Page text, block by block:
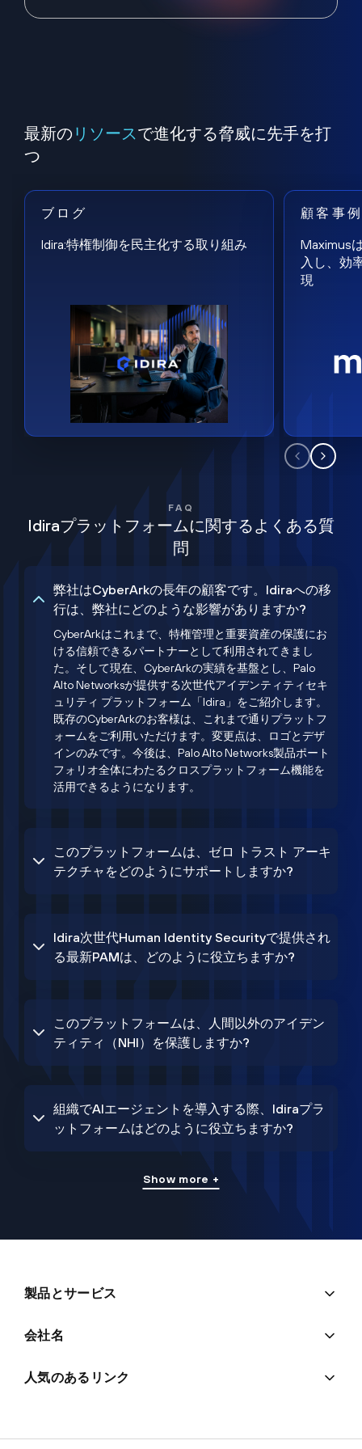
最新の リソースで進化する脅威に先手を打
つ
ブログ
Idira:特権制御を民主化する取り組み
顧客事
Maximus
入し、効
現
FAQ
Idiraプラットフォームに関するよくある質
問
弊社はCyberArkの長年の顧客です。Idiraへの移
行は、弊社にどのような影響がありますか?
CyberArkはこれまで、特権管理と重要資産の保護にお
ける信頼できるパートナーとして利用されてきまし
た。そして現在、CyberArkの実績を基盤とし、Palo
Alto Networksが提供する次世代アイデンティティセキ
ュリティ プラットフォーム「Idira」をご紹介します。
既存のCyberArkのお客様は、これまで通りプラットフ
ォームをご利用いただけます。変更点は、ロゴとデザ
インのみです。今後は、Palo Alto Networks製品ポート
フォリオ全体にわたるクロスプラットフォーム機能を
活用できるようになります。
このプラットフォームは、ゼロ トラスト アーキ
テクチャをどのようにサポートしますか?
Idira次世代Human Identity Securityで提供され
る最新PAMは、どのように役立ちますか?
このプラットフォームは、人間以外のアイデン
ティティ（NHI）を保護しますか?
組織でAIエージェントを導入する際、Idiraプラ
ットフォームはどのように役立ちますか?
Show more +
製品とサービス
会社名
人気のあるリンク